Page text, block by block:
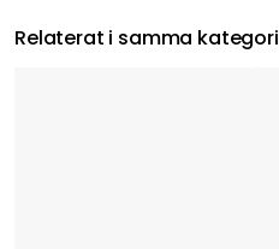
Relaterat i samma kategori